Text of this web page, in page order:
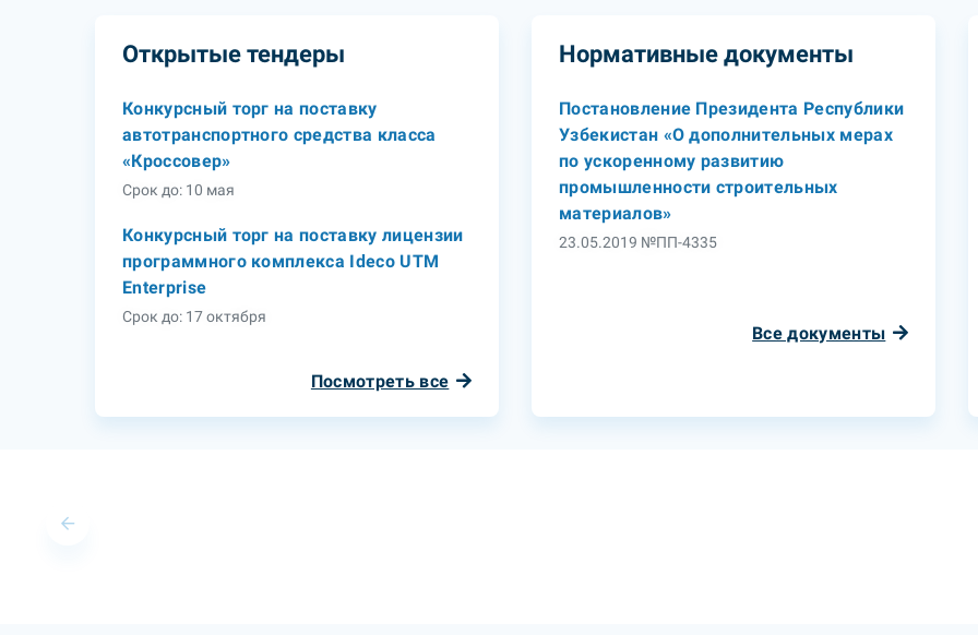
Открытые тендеры
Конкурсный торг на поставку
автотранспортного средства класса
«Кроссовер»
Срок до: 10 мая
Конкурсный торг на поставку лицензии
программного комплекса Ideco UTM
Enterprise
Срок до: 17 октября
Посмотреть все
Нормативные документы
Постановление Президента Республики
Узбекистан «О дополнительных мерах
по ускоренному развитию
промышленности строительных
материалов»
23.05.2019 №ПП-4335
Все документы